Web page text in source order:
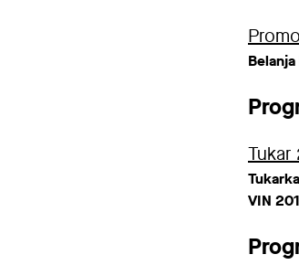
Tukar
VIN